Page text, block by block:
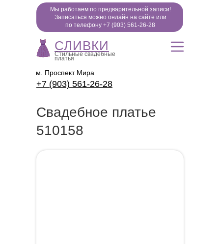
Мы работаем по предварительной записи!
Записаться можно онлайн на сайте или
по телефону +7 (903) 561-26-28
+7 (903) 561-26-28
СЛИВКИ
Стильные свадебные
платья
м. Проспект Мира
Свадебное платье
510158